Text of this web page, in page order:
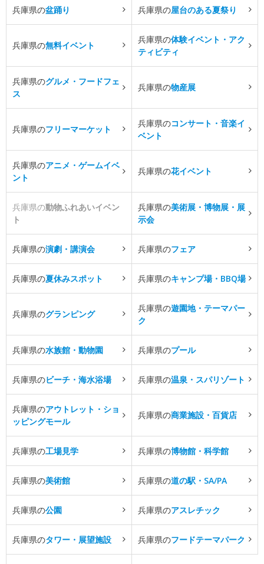
兵庫県の盆踊り 兵庫県の屋台のある夏祭り
兵庫県の無料イベント
兵庫県の体験イベント・アク
ティビティ
兵庫県のグルメ・フードフェ
ス
兵庫県の物産展
兵庫県のフリーマーケット
兵庫県のコンサート・音楽イ
ベント
兵庫県のアニメ・ゲームイベ
ント
兵庫県の花イベント
兵庫県の動物ふれあいイベン
ト
兵庫県の美術展・博物展・展
示会
兵庫県の演劇・講演会 兵庫県のフェア
兵庫県の夏休みスポット 兵庫県のキャンプ場・BBQ場
兵庫県のグランピング
兵庫県の遊園地・テーマパー
ク
兵庫県の水族館・動物園 兵庫県のプール
兵庫県のビーチ・海水浴場 兵庫県の温泉・スパリゾート
兵庫県のアウトレット・ショ
ッピングモール
兵庫県の商業施設・百貨店
兵庫県の工場見学 兵庫県の博物館・科学館
兵庫県の美術館 兵庫県の道の駅・SA/PA
兵庫県の公園 兵庫県のアスレチック
兵庫県のタワー・展望施設 兵庫県のフードテーマパーク